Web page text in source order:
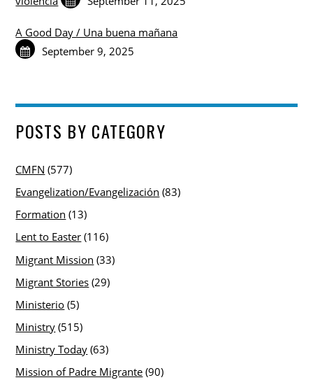
A Good Day / Una buena mañana
September 9, 2025
POSTS BY CATEGORY
CMFN (577)
Evangelization/Evangelización (83)
Formation (13)
Lent to Easter (116)
Migrant Mission (33)
Migrant Stories (29)
Ministerio (5)
Ministry (515)
Ministry Today (63)
Mission of Padre Migrante (90)